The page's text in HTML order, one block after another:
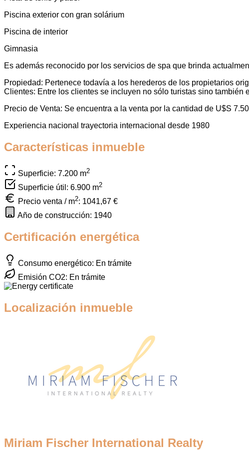
Piscina exterior con gran solárium
Piscina de interior
Gimnasia
Es además reconocido por los servicios de spa que brinda
Propiedad: Pertenece todavía a los herederos de los propietarios
Clientes: Entre los clientes se incluyen no sólo turistas sino también
Precio de Venta: Se encuentra a la venta por la cantidad de U$S
Experiencia nacional trayectoria internacional desde 1980
Características inmueble
Superficie: 7.200 m2
Superficie útil: 6.900 m2
Precio venta / m2: 1041,67 €
Año de construcción: 1940
Certificación energética
Consumo energético: En trámite
Emisión CO2: En trámite
Localización inmueble
Miriam Fischer International Realty